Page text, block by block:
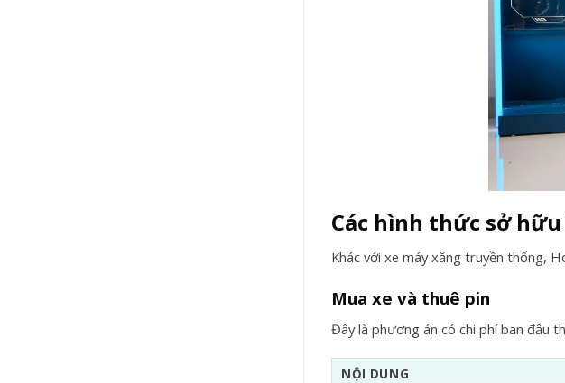
Các hình thức sở hữu
Khác với xe máy xăng truyền thống,
Mua xe và thuê pin
Đây là phương án có chi phí ban đầu
NỘI DUNG